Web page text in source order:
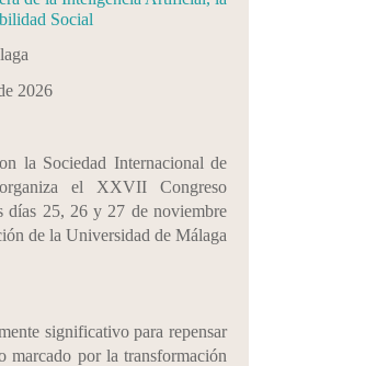
Social
2026
la Sociedad Internacional de
el XXVII Congreso
días 25, 26 y 27 de noviembre
de la Universidad de Málaga
significativo para repensar
marcado por la transformación